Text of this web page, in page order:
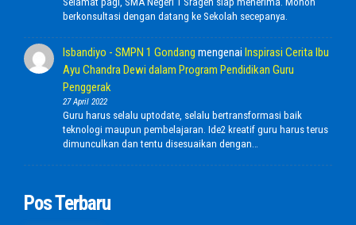
berkonsultasi dengan datang ke Sekolah secepanya.
Isbandiyo - SMPN 1 Gondang mengenai Inspirasi Cerita Ibu
Ayu Chandra Dewi dalam Program Pendidikan Guru
Penggerak
27 April 2022
Guru harus selalu uptodate, selalu bertransformasi baik
teknologi maupun pembelajaran. Ide2 kreatif guru harus terus
dimunculkan dan tentu disesuaikan dengan…
Pos Terbaru